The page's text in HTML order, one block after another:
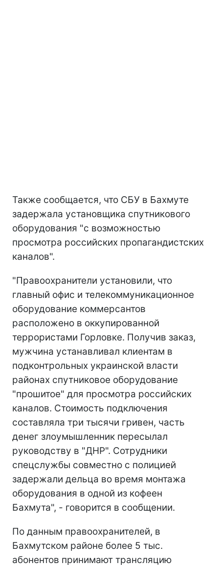
Также сообщается, что СБУ в Бахмуте
задержала установщика спутникового
оборудования "с возможностью
просмотра российских пропагандистских
каналов".
"Правоохранители установили, что
главный офис и телекоммуникационное
оборудование коммерсантов
расположено в оккупированной
террористами Горловке. Получив заказ,
мужчина устанавливал клиентам в
подконтрольных украинской власти
районах спутниковое оборудование
"прошитое" для просмотра российских
каналов. Стоимость подключения
составляла три тысячи гривен, часть
денег злоумышленник пересылал
руководству в "ДНР". Сотрудники
спецслужбы совместно с полицией
задержали дельца во время монтажа
оборудования в одной из кофеен
Бахмута", - говорится в сообщении.
По данным правоохранителей, в
Бахмутском районе более 5 тыс.
абонентов принимают трансляцию